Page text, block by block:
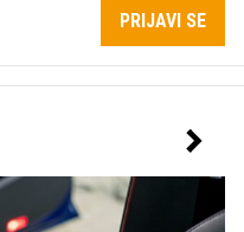
PRIJAVI SE